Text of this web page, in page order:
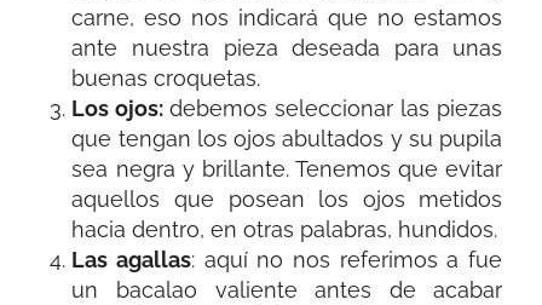
carne, eso nos indicará que no estamos
ante nuestra pieza deseada para unas
buenas croquetas.
Los ojos:debemos seleccionar las piezas
que tengan los ojos abultados y su pupila
sea negra y brillante. Tenemos que evitar
aquellos que posean los ojos metidos
hacia dentro, en otras palabras, hundidos.
Las agallas: aquí no nos referimos a fue
un bacalao valiente antes de acabar